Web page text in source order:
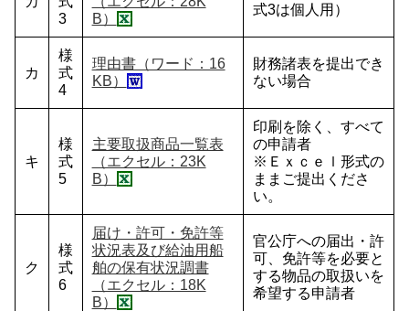
3
B）
式3は個人用）
カ
様
式
4
理由書（ワード：16
KB）
財務諸表を提出でき
ない場合
キ
様
式
5
主要取扱商品一覧表
（エクセル：23K
B）
印刷を除く、すべて
の申請者
※Ｅｘｃｅｌ形式の
ままご提出くださ
い。
ク
様
式
6
届け・許可・免許等
状況表及び給油用船
舶の保有状況調書
（エクセル：18K
B）
官公庁への届出・許
可、免許等を必要と
する物品の取扱いを
希望する申請者